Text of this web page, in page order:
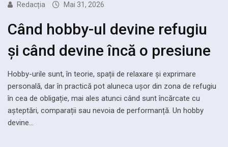
Redacția Mai 31, 2026
Când hobby-ul devine refugiu
și când devine încă o presiune
Hobby-urile sunt, în teorie, spații de relaxare și exprimare
personală, dar în practică pot aluneca ușor din zona de refugiu
în cea de obligație, mai ales atunci când sunt încărcate cu
așteptări, comparații sau nevoia de performanță. Un hobby
devine…